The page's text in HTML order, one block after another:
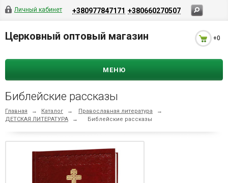
Личный кабинет +380977847171 +380660270507
Церковный оптовый магазин +0
МЕНЮ
Библейские рассказы
Главная → Каталог → Православная литература
→
ДЕТСКАЯ ЛИТЕРАТУРА
→ Библейские рассказы